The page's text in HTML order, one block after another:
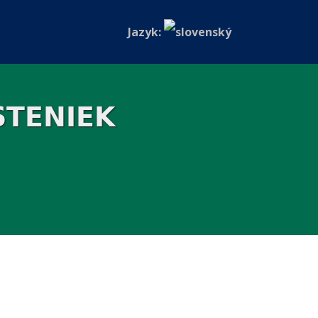
Jazyk: